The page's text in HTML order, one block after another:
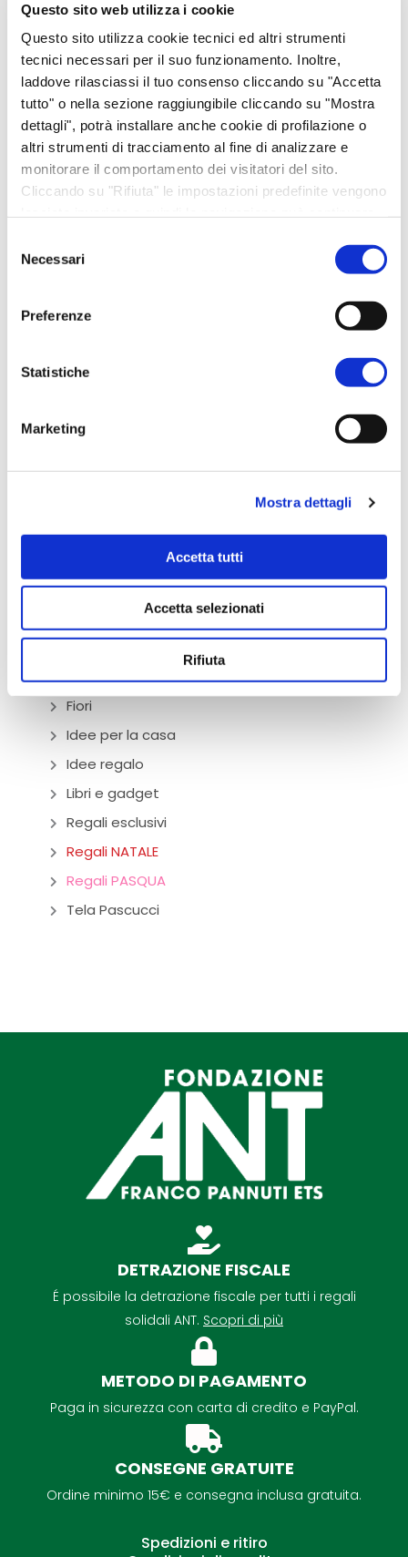
Questo sito web utilizza i cookie
Questo sito utilizza cookie tecnici ed altri strumenti
tecnici necessari per il suo funzionamento. Inoltre,
laddove rilasciassi il tuo consenso cliccando su "Accetta
tutto" o nella sezione raggiungibile cliccando su "Mostra
dettagli", potrà installare anche cookie di profilazione o
altri strumenti di tracciamento al fine di analizzare e
monitorare il comportamento dei visitatori del sito.
Cliccando su "Rifiuta" le impostazioni predefinite vengono
quello tecnico. Per maggiori informazioni visualizza la
delNecessari
Preferenze
Statistiche
Marketing
Mostra dettagli
Accetta tutti
Accetta selezionati
Rifiuta
Verona
Bomboniere
Bottega Alimentare
Ciclamini
Cura del corpo
Eventi
Fiori
Idee per la casa
Idee regalo
Libri e gadget
Regali esclusivi
Regali NATALE
Regali PASQUA
Tela Pascucci
NUOVA T-SHIRT
ANT – 45esimo
compleanno –
maglietta unisex
Abbigliamento
€10,00
Le
opzioni
possono
essere
scelte
nella
pagina
Porta cellulare a
borsa disponibile in
tre colori: rossa,
beige e verde
Abbigliamento
€25,00
opzioni
possono
essere
scelte
nella
pagina
DETRAZIONE FISCALE
É possibile la detrazione fiscale per tutti i regali
solidali ANT. Scopri di più
METODO DI PAGAMENTO
Paga in sicurezza con carta di credito e PayPal.
CONSEGNE GRATUITE
Ordine minimo 15€ e consegna inclusa gratuita.
Spedizioni e ritiro